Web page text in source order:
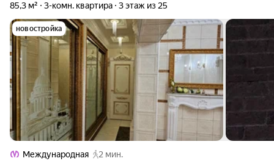
85,3 м² 3-комн. квартира 3 этаж из 25
новостройка
Международная
2 мин.